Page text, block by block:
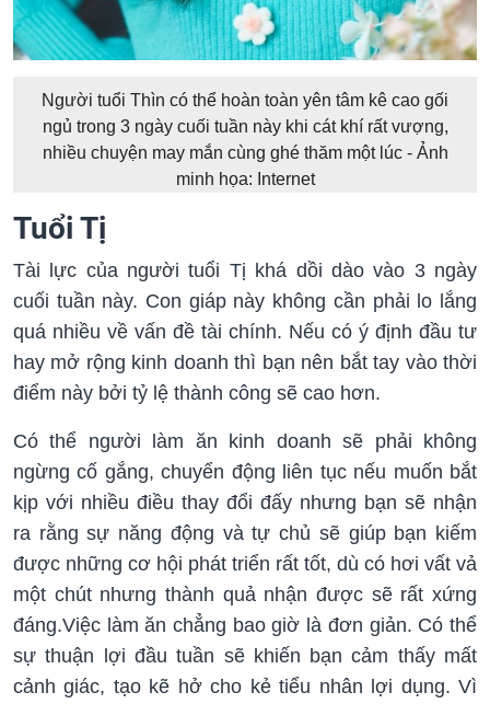
Người tuổi Thìn có thể hoàn toàn yên tâm kê cao gối
ngủ trong 3 ngày cuối tuần này khi cát khí rất vượng,
nhiều chuyện may mắn cùng ghé thăm một lúc - Ảnh
minh họa: Internet
Tuổi Tị
Tài lực của người tuổi Tị khá dồi dào vào 3 ngày
cuối tuần này. Con giáp này không cần phải lo lắng
quá nhiều về vấn đề tài chính. Nếu có ý định đầu tư
hay mở rộng kinh doanh thì bạn nên bắt tay vào thời
điểm này bởi tỷ lệ thành công sẽ cao hơn.
Có thể người làm ăn kinh doanh sẽ phải không
ngừng cố gắng, chuyển động liên tục nếu muốn bắt
kịp với nhiều điều thay đổi đấy nhưng bạn sẽ nhận
ra rằng sự năng động và tự chủ sẽ giúp bạn kiếm
được những cơ hội phát triển rất tốt, dù có hơi vất vả
một chút nhưng thành quả nhận được sẽ rất xứng
đáng.Việc làm ăn chẳng bao giờ là đơn giản. Có thể
sự thuận lợi đầu tuần sẽ khiến bạn cảm thấy mất
cảnh giác, tạo kẽ hở cho kẻ tiểu nhân lợi dụng. Vì